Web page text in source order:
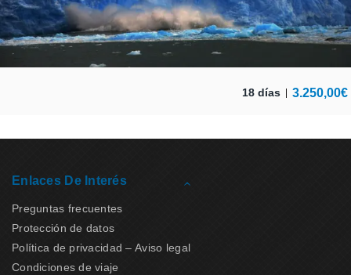
18 días 3.250,00€
Enlaces De Interés
Preguntas frecuentes
Protección de datos
Política de privacidad – Aviso legal
Condiciones de viaje